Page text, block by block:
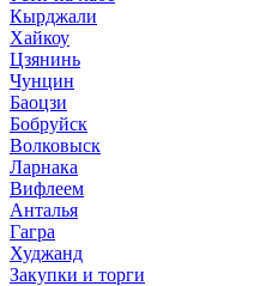
Кырджали
Хайкоу
Цзянинь
Чунцин
Баоцзи
Бобруйск
Волковыск
Ларнака
Вифлеем
Анталья
Гагра
Худжанд
Закупки и торги